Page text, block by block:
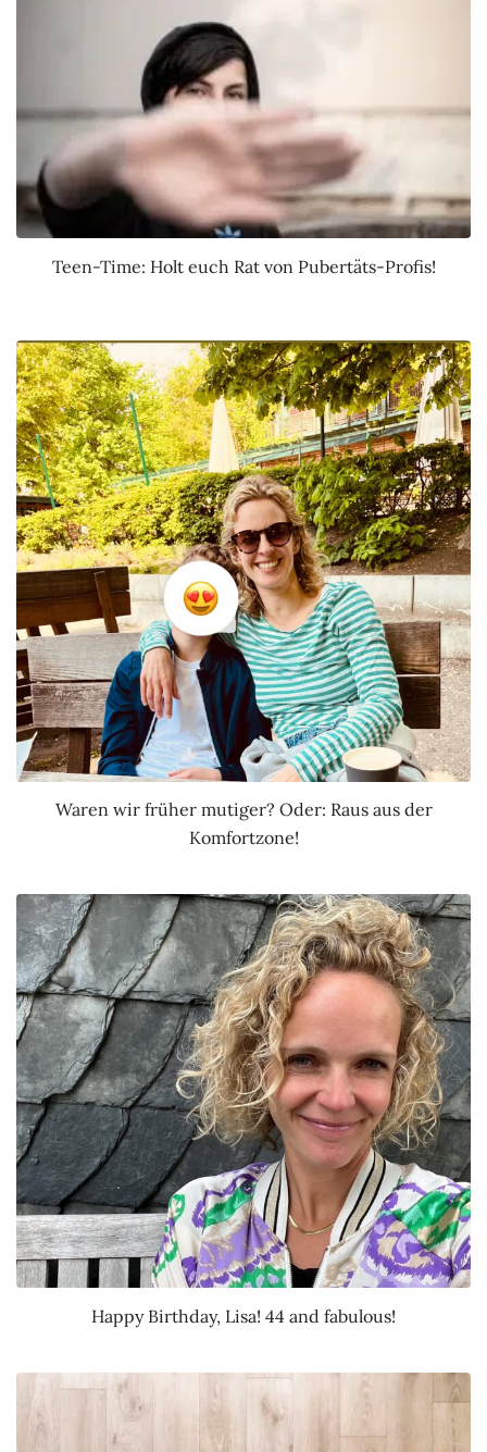
Teen-Time: Holt euch Rat von Pubertäts-Profis!
Waren wir früher mutiger? Oder: Raus aus der
Komfortzone!
Happy Birthday, Lisa! 44 and fabulous!